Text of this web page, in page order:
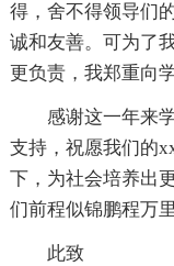
得，舍不得领导们
诚和友善。可为了
更负责，我郑重向
感谢这一年来
支持，祝愿我们的
下，为社会培养出
们前程似锦鹏程万里
此致